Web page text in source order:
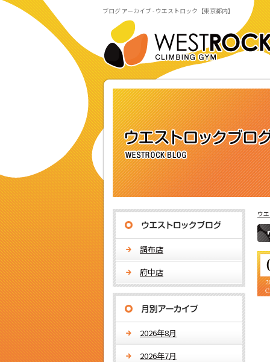
ブログ アーカイブ - ウエストロック【東京都内】
ウ
調布店
府中店
2026年8月
2026年7月